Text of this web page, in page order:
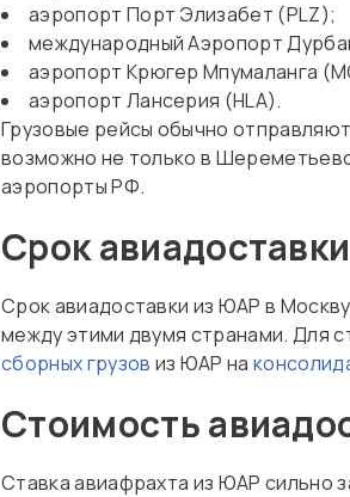
аэропорт Порт Элизабет (PLZ);
международный Аэропорт
аэропорт Крюгер Мпумаланга
аэропорт Лансерия (HLA).
Грузовые рейсы обычно
возможно не только в
аэропорты РФ.
Срок
Срок авиадоставки из ЮАР в
между этими двумя странами. Для
сборных грузов из ЮАР на
Стоимость
Ставка авиафрахта из ЮАР сильно